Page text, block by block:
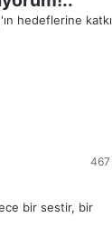
hedeflerine katkı
467
bir sestir, bir